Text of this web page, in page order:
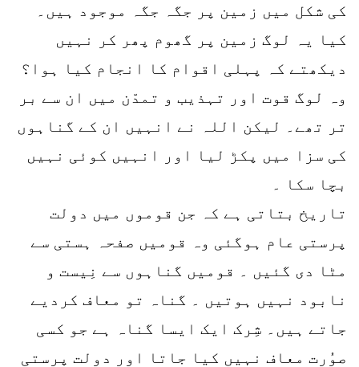
کی شکل میں زمین پر جگہ جگہ موجود ہیں۔
کیا یہ لوگ زمین پر گھوم پھر کر نہیں
دیکھتے کہ پہلی اقوام کا انجام کیا ہوا؟
وہ لوگ قوت اور تہذیب و تمدّن میں ان سے بر
تر تھے۔ لیکن اللہ نے انہیں ان کے گناہوں
کی سزا میں پکڑ لیا اور انہیں کوئی نہیں
بچا سکا ۔
تاریخ بتاتی ہے کہ جن قوموں میں دولت
پرستی عام ہوگئی وہ قومیں صفحہ ہستی سے
مٹا دی گئیں ۔ قومیں گناہوں سے نِیست و
نابود نہیں ہوتیں ۔ گناہ تو معاف کردیے
جاتے ہیں۔ شِرک ایک ایسا گناہ ہے جو کسی
صوُرت معاف نہیں کیا جاتا اور دولت پرستی